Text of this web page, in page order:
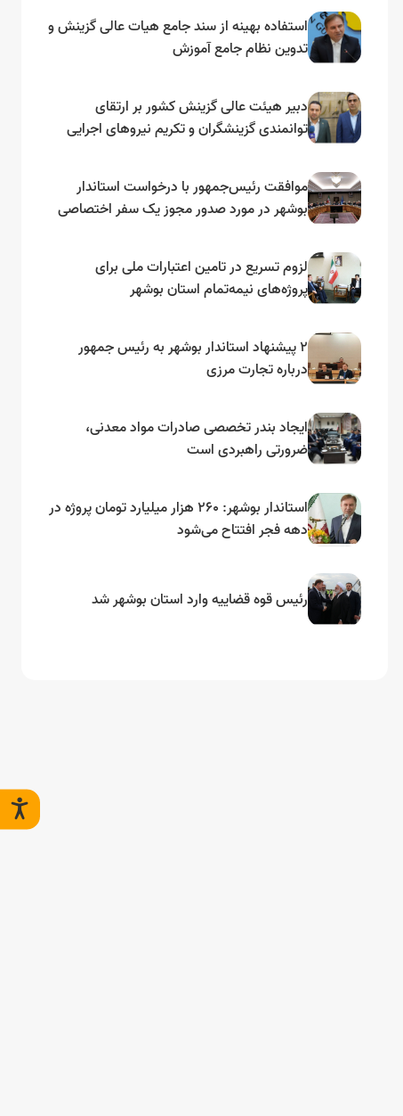
استفاده بهینه از سند جامع هیات عالی گزینش و‌
تدوین نظام جامع آموزش
دبیر هیئت عالی گزینش کشور بر ارتقای
توانمندی گزینشگران و تکریم نیروهای اجرایی
موافقت رئیس‌جمهور با درخواست استاندار
بوشهر در مورد صدور مجوز یک سفر اختصاصی
لزوم تسریع در تامین اعتبارات ملی برای
پروژه‌های نیمه‌تمام استان بوشهر
۲ پیشنهاد استاندار بوشهر به رئیس جمهور
درباره تجارت مرزی
ایجاد بندر تخصصی صادرات مواد معدنی،
ضرورتی راهبردی است
استاندار بوشهر: ۲۶۰ هزار میلیارد تومان پروژه در
دهه فجر افتتاح می‌شود
رئیس قوه قضاییه وارد استان بوشهر شد